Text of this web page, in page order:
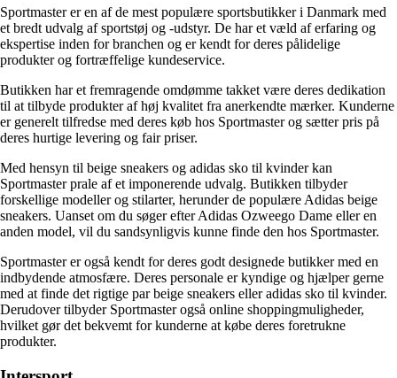
Sportmaster er en af de mest populære sportsbutikker i Danmark med
et bredt udvalg af sportstøj og -udstyr. De har et væld af erfaring og
ekspertise inden for branchen og er kendt for deres pålidelige
produkter og fortræffelige kundeservice.
Butikken har et fremragende omdømme takket være deres dedikation
til at tilbyde produkter af høj kvalitet fra anerkendte mærker. Kunderne
er generelt tilfredse med deres køb hos Sportmaster og sætter pris på
deres hurtige levering og fair priser.
Med hensyn til beige sneakers og adidas sko til kvinder kan
Sportmaster prale af et imponerende udvalg. Butikken tilbyder
forskellige modeller og stilarter, herunder de populære Adidas beige
sneakers. Uanset om du søger efter Adidas Ozweego Dame eller en
anden model, vil du sandsynligvis kunne finde den hos Sportmaster.
Sportmaster er også kendt for deres godt designede butikker med en
indbydende atmosfære. Deres personale er kyndige og hjælper gerne
med at finde det rigtige par beige sneakers eller adidas sko til kvinder.
Derudover tilbyder Sportmaster også online shoppingmuligheder,
hvilket gør det bekvemt for kunderne at købe deres foretrukne
produkter.